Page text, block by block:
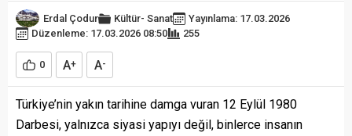
Erdal Çodur Kültür- Sanat
Yayınlama: 17.03.2026
Düzenleme: 17.03.2026 08:50
255
0 A+ A-
Türkiye’nin yakın tarihine damga vuran 12 Eylül 1980
Darbesi, yalnızca siyasi yapıyı değil, binlerce insanın